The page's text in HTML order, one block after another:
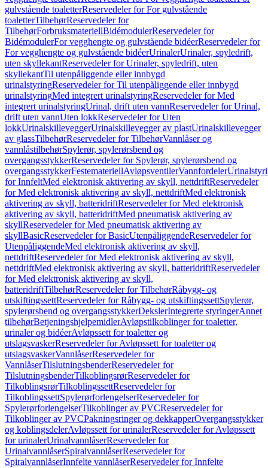
gulvstående toaletterReservedeler for For gulvstående
toaletterTilbehørReservedeler for
TilbehørForbruksmateriellBidémodulerReservedeler for
BidémodulerFor vegghengte og gulvstående bidéerReservedeler for
For vegghengte og gulvstående bidéerUrinalerUrinaler, spyledrift,
uten skyllekantReservedeler for Urinaler, spyledrift, uten
skyllekantTil utenpåliggende eller innbygd
urinalstyringReservedeler for Til utenpåliggende eller innbygd
urinalstyringMed integrert urinalstyringReservedeler for Med
integrert urinalstyringUrinal, drift uten vannReservedeler for Urinal,
drift uten vannUten lokkReservedeler for Uten
lokkUrinalskilleveggerUrinalskillevegger av plastUrinalskillevegger
av glassTilbehørReservedeler for TilbehørVannlåser og
vannlåstilbehørSpylerør, spylerørsbend og
overgangsstykkerReservedeler for Spylerør, spylerørsbend og
overgangsstykkerFestemateriellAvløpsventilerVannfordeler
for InnfeltMed elektronisk aktivering av skyll, nettdriftReservedeler
for Med elektronisk aktivering av skyll, nettdriftMed elektronisk
aktivering av skyll, batteridriftReservedeler for Med elektronisk
aktivering av skyll, batteridriftMed pneumatisk aktivering av
skyllReservedeler for Med pneumatisk aktivering av
skyllBasicReservedeler for BasicUtenpåliggendeReservedeler for
UtenpåliggendeMed elektronisk aktivering av skyll,
nettdriftReservedeler for Med elektronisk aktivering av skyll,
nettdriftMed elektronisk aktivering av skyll, batteridriftReservedeler
for Med elektronisk aktivering av skyll,
batteridriftTilbehørReservedeler for TilbehørRåbygg- og
utskiftingssettReservedeler for Råbygg- og utskiftingssettSpylerør,
spylerørsbend og overgangsstykkerDekslerIntegrerte styringerAnnet
tilbehørBetjeningshjelpemidlerAvløpstilkoblinger for toaletter,
urinaler og bidéerAvløpssett for toaletter og
utslagsvaskerReservedeler for Avløpssett for toaletter og
utslagsvaskerVannlåserReservedeler for
VannlåserTilslutningsbenderReservedeler for
TilslutningsbenderTilkoblingsrørReservedeler for
TilkoblingsrørTilkoblingssettReservedeler for
TilkoblingssettSpylerørforlengelserReservedeler for
SpylerørforlengelserTilkoblinger av PVCReservedeler for
Tilkoblinger av PVCPakningsringer og dekkapperOvergangsstykker
og koblingsdelerAvløpssett for urinalerReservedeler for Avløpssett
for urinalerUrinalvannlåserReservedeler for
UrinalvannlåserSpiralvannlåserReservedeler for
SpiralvannlåserInnfelte vannlåserReservedeler for Innfelte